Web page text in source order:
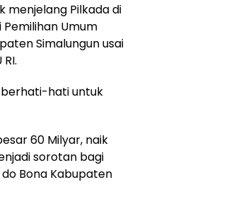
menjelang Pilkada di
Umum
Simalungun usai
berhati-hati untuk
60 Milyar, naik
sorotan bagi
Bona Kabupaten